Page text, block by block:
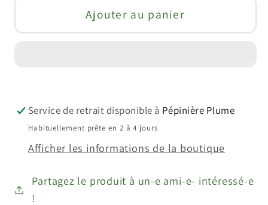
Shiso
Nankin
(Perilla
frutescens)
de
Shiso
Nankin
(Perilla
frutescens)
Ajouter au panier
Service de retrait disponible à Pépinière Plume
Habituellement prête en 2 à 4 jours
Afficher les informations de la boutique
Partagez le produit à un-e ami-e- intéressé-e
!